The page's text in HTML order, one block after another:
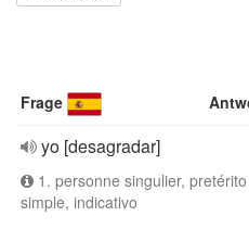
Frage
yo [desagradar]
1. personne singulier,
simple, indicativo